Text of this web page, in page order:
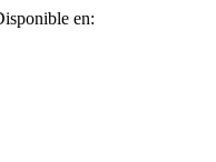
en: